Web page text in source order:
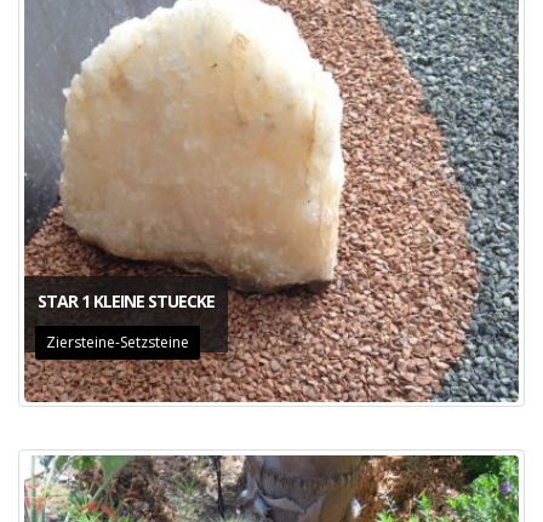
STAR 1 KLEINE STUECKE
Ziersteine-Setzsteine